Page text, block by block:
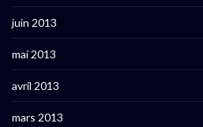
juin 2013
mai 2013
avril 2013
mars 2013